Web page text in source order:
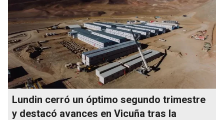
Lundin cerró un óptimo segundo trimestre
y destacó avances en Vicuña tras la